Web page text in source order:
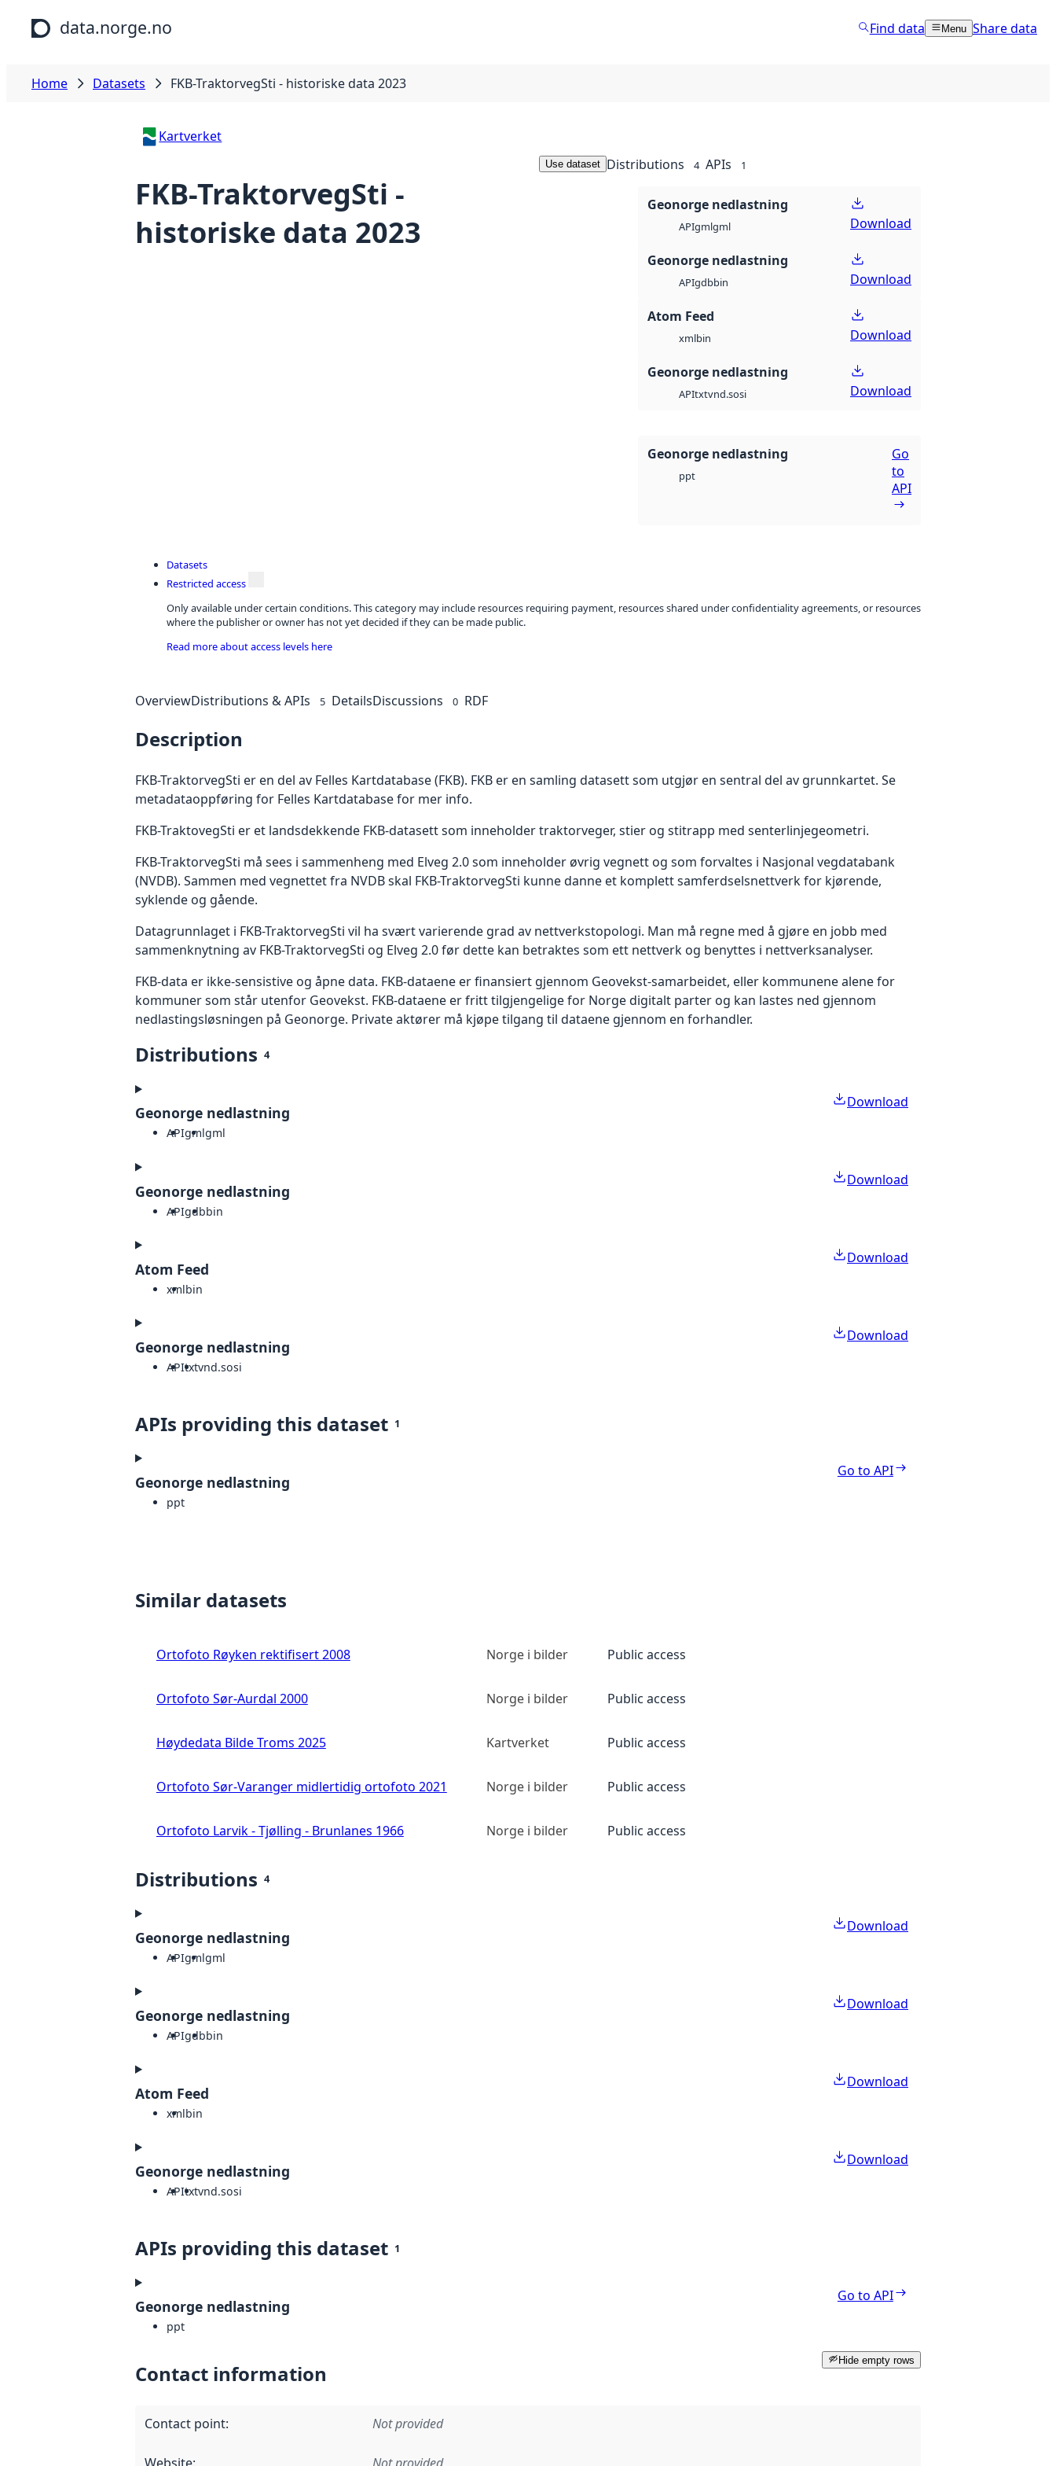
Skip to main content
data.norge.no Find data Menu Share data
Home Datasets FKB-TraktorvegSti - historiske data 2023
Kartverket
FKB-TraktorvegSti -
historiske data 2023
Use dataset Distributions 4 APIs 1
Geonorge nedlastning
APIgmlgml Download
Geonorge nedlastning
APIgdbbin Download
Atom Feed
xmlbin Download
Geonorge nedlastning
APItxtvnd.sosi Download
Geonorge nedlastning
ppt
Go
to
API
Datasets
Restricted access
Only available under certain conditions. This category may include resources requiring payment, resources shared under confidentiality agreements, or resources
where the publisher or owner has not yet decided if they can be made public.
Read more about access levels here
OverviewDistributions & APIs 5 DetailsDiscussions 0 RDF
Description
FKB-TraktorvegSti er en del av Felles Kartdatabase (FKB). FKB er en samling datasett som utgjør en sentral del av grunnkartet. Se
metadataoppføring for Felles Kartdatabase for mer info.
FKB-TraktovegSti er et landsdekkende FKB-datasett som inneholder traktorveger, stier og stitrapp med senterlinjegeometri.
FKB-TraktorvegSti må sees i sammenheng med Elveg 2.0 som inneholder øvrig vegnett og som forvaltes i Nasjonal vegdatabank
(NVDB). Sammen med vegnettet fra NVDB skal FKB-TraktorvegSti kunne danne et komplett samferdselsnettverk for kjørende,
syklende og gående.
Datagrunnlaget i FKB-TraktorvegSti vil ha svært varierende grad av nettverkstopologi. Man må regne med å gjøre en jobb med
sammenknytning av FKB-TraktorvegSti og Elveg 2.0 før dette kan betraktes som ett nettverk og benyttes i nettverksanalyser.
FKB-data er ikke-sensistive og åpne data. FKB-dataene er finansiert gjennom Geovekst-samarbeidet, eller kommunene alene for
kommuner som står utenfor Geovekst. FKB-dataene er fritt tilgjengelige for Norge digitalt parter og kan lastes ned gjennom
nedlastingsløsningen på Geonorge. Private aktører må kjøpe tilgang til dataene gjennom en forhandler.
Distributions 4
Geonorge nedlastning
APIgmlgml
Download
Geonorge nedlastning
APIgdbbin
Download
Atom Feed
xmlbin
Download
Geonorge nedlastning
APItxtvnd.sosi
Download
APIs providing this dataset 1
Geonorge nedlastning
ppt
Go to API
Similar datasets
Ortofoto Røyken rektifisert 2008 Norge i bilder Public access
Ortofoto Sør-Aurdal 2000 Norge i bilder Public access
Høydedata Bilde Troms 2025 Kartverket Public access
Ortofoto Sør-Varanger midlertidig ortofoto 2021 Norge i bilder Public access
Ortofoto Larvik - Tjølling - Brunlanes 1966 Norge i bilder Public access
Distributions 4
Geonorge nedlastning
APIgmlgml
Download
Geonorge nedlastning
APIgdbbin
Download
Atom Feed
xmlbin
Download
Geonorge nedlastning
APItxtvnd.sosi
Download
APIs providing this dataset 1
Geonorge nedlastning
ppt
Go to API
Hide empty rows
Contact information
Contact point: Not provided